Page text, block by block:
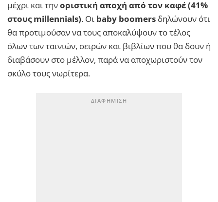
μέχρι και τηνοριστική αποχή από τον καφέ (41%
στους millennials). Οι baby boomers δηλώνουν ότι
θα προτιμούσαν να τους αποκαλύψουν το τέλος
όλων των ταινιών, σειρών και βιβλίων που θα δουν ή
διαβάσουν στο μέλλον, παρά να αποχωριστούν τον
σκύλο τους νωρίτερα.